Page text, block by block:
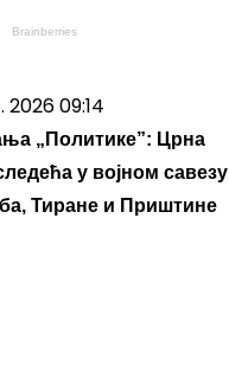
Brainberries
2026 09:14
„Политике”: Црна
у војном савезу
Тиране и Приштине